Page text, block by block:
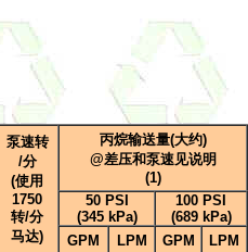
泵速转
/分
(使用
1750
转/分
马达)
丙烷输送量(大约)
@差压和泵速见说明
(1)
50 PSI
(345 kPa)
100 PSI
(689 kPa)
GPM
LPM GPM LPM